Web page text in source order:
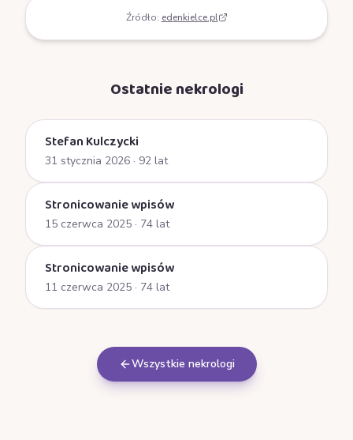
Źródło: edenkielce.pl
Ostatnie nekrologi
Stefan Kulczycki
31 stycznia 2026 · 92 lat
Stronicowanie wpisów
15 czerwca 2025 · 74 lat
Stronicowanie wpisów
11 czerwca 2025 · 74 lat
Wszystkie nekrologi